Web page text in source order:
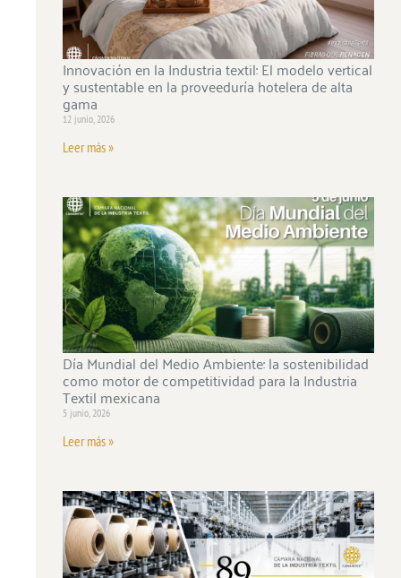
Innovación en la Industria textil: El modelo vertical
y sustentable en la proveeduría hotelera de alta
gama
12 junio, 2026
Leer más »
Día Mundial del Medio Ambiente: la sostenibilidad
como motor de competitividad para la Industria
Textil mexicana
5 junio, 2026
Leer más »